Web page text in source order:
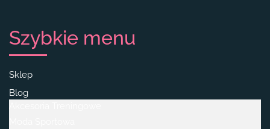
Szybkie menu
Sklep
Blog